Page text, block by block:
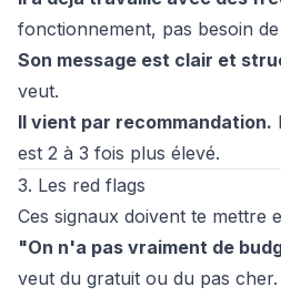
fonctionnement, pas besoin
Son message est clair et
veut.
Il vient par recommandation.
est 2 à 3 fois plus élevé.
3. Les red flags
Ces signaux doivent te mettre
"On n'a pas vraiment de
veut du gratuit ou du pas cher.